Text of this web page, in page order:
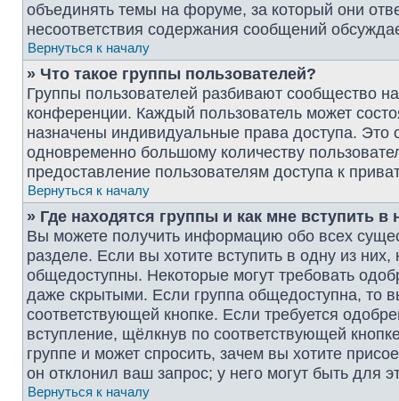
объединять темы на форуме, за который они
несоответствия содержания сообщений
Вернуться к началу
» Что такое группы пользователей?
Группы пользователей разбивают сообщество
конференции. Каждый пользователь может
назначены индивидуальные права доступа. Это
одновременно большому количеству
предоставление пользователям доступа к
Вернуться к началу
» Где находятся группы и как мне вступить в
Вы можете получить информацию обо всех
разделе. Если вы хотите вступить в одну из
общедоступны. Некоторые могут требовать
даже скрытыми. Если группа общедоступна, то
соответствующей кнопке. Если требуется
вступление, щёлкнув по соответствующей
группе и может спросить, зачем вы хотите
он отклонил ваш запрос; у него могут быть для
Вернуться к началу